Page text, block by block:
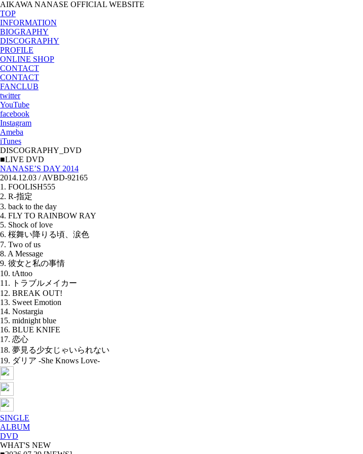
AIKAWA NANASE OFFICIAL WEBSITE
TOP
INFORMATION
BIOGRAPHY
DISCOGRAPHY
PROFILE
ONLINE SHOP
CONTACT
CONTACT
FANCLUB
twitter
YouTube
facebook
Instagram
Ameba
iTunes
DISCOGRAPHY_DVD
■LIVE DVD
NANASE’S DAY 2014
2014.12.03 / AVBD-92165
1. FOOLISH555
2. R-指定
3. back to the day
4. FLY TO RAINBOW RAY
5. Shock of love
6. 桜舞い降りる頃、涙色
7. Two of us
8. A Message
9. 彼女と私の事情
10. tAttoo
11. トラブルメイカー
12. BREAK OUT!
13. Sweet Emotion
14. Nostargia
15. midnight blue
16. BLUE KNIFE
17. 恋心
18. 夢見る少女じゃいられない
19. ダリア -She Knows Love-
SINGLE
ALBUM
DVD
WHAT'S NEW